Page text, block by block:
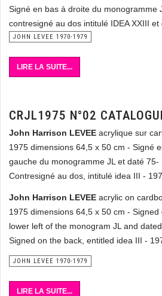
Signé en bas à droite du monogramme
contresigné au dos intitulé IDEA XXIII et
JOHN LEVEE 1970-1979
LIRE LA SUITE...
CRJL1975 N°02
John Harrison LEVEE acrylique sur
1975 dimensions 64,5 x 50 cm - Signé
gauche du monogramme JL et daté 75-
Contresigné au dos, intitulé idea III -
John Harrison LEVEE acrylic on
1975 dimensions 64,5 x 50 cm - Signed
lower left of the monogram JL and
Signed on the back, entitled idea III -
JOHN LEVEE 1970-1979
LIRE LA SUITE...